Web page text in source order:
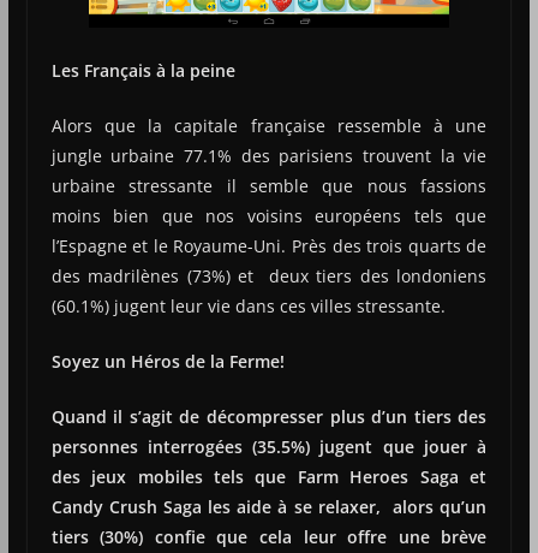
Les Français à la peine
Alors que la capitale française ressemble à une
jungle urbaine 77.1% des parisiens trouvent la vie
urbaine stressante il semble que nous fassions
moins bien que nos voisins européens tels que
l’Espagne et le Royaume-Uni. Près des trois quarts de
des madrilènes (73%) et deux tiers des londoniens
(60.1%) jugent leur vie dans ces villes stressante.
Soyez un Héros de la Ferme!
Quand il s’agit de décompresser plus d’un tiers des
personnes interrogées (35.5%) jugent que jouer à
des jeux mobiles tels que Farm Heroes Saga et
Candy Crush Saga les aide à se relaxer, alors qu’un
tiers (30%) confie que cela leur offre une brève